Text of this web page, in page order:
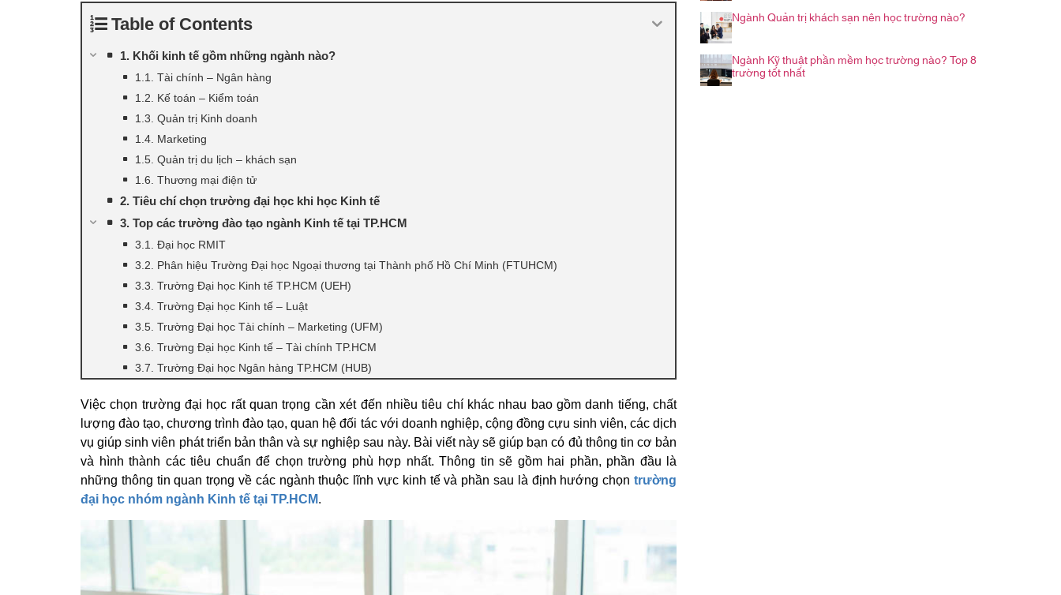
Table of Contents
1. Khối kinh tế gồm những ngành nào?
1.1. Tài chính – Ngân hàng
1.2. Kế toán – Kiểm toán
1.3. Quản trị Kinh doanh
1.4. Marketing
1.5. Quản trị du lịch – khách sạn
1.6. Thương mại điện tử
2. Tiêu chí chọn trường đại học khi học Kinh tế
3. Top các trường đào tạo ngành Kinh tế tại TP.HCM
3.1. Đại học RMIT
3.2. Phân hiệu Trường Đại học Ngoại thương tại Thành phố Hồ Chí Minh (FTUHCM)
3.3. Trường Đại học Kinh tế TP.HCM (UEH)
3.4. Trường Đại học Kinh tế – Luật
3.5. Trường Đại học Tài chính – Marketing (UFM)
3.6. Trường Đại học Kinh tế – Tài chính TP.HCM
3.7. Trường Đại học Ngân hàng TP.HCM (HUB)
Việc chọn trường đại học rất quan trọng cần xét đến nhiều tiêu chí khác nhau bao gồm danh tiếng, chất
lượng đào tạo, chương trình đào tạo, quan hệ đối tác với doanh nghiệp, cộng đồng cựu sinh viên, các dịch
vụ giúp sinh viên phát triển bản thân và sự nghiệp sau này. Bài viết này sẽ giúp bạn có đủ thông tin cơ bản
và hình thành các tiêu chuẩn để chọn trường phù hợp nhất. Thông tin sẽ gồm hai phần, phần đầu là
những thông tin quan trọng về các ngành thuộc lĩnh vực kinh tế và phần sau là định hướng chọntrường
đại học nhóm ngành Kinh tế tại TP.HCM.
Ngành Quản trị khách sạn nên học trường nào?
Ngành Kỹ thuật phần mềm học trường nào? Top 8
trường tốt nhất